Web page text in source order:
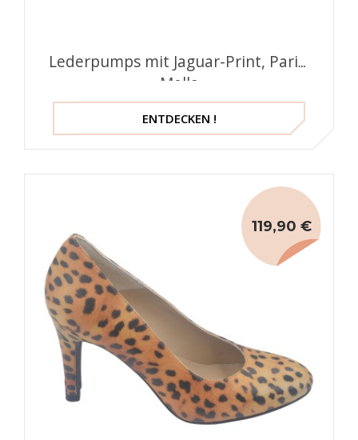
Lederpumps mit Jaguar-Print, Paris,
Mella
ENTDECKEN !
119,90 €